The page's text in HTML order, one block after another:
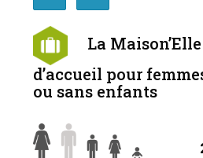
La
d’accueil pour
ou sans enfants